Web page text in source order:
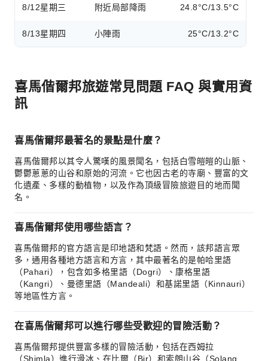
8/12星期三 附近局部降雨 24.8°C/13.5°C
8/13星期四 小陣雨 25°C/13.2°C
喜馬偕爾邦旅遊常見問題 FAQ 與實用資
訊
喜馬偕爾邦最著名的景點是什麼？
喜馬偕爾邦以其令人驚嘆的風景聞名，包括白雪皚皚的山脈、
鬱鬱蔥蔥的山谷和原始的河流。它也因古老的寺廟、豐富的文
化遺產、多樣的動植物，以及作為頂級冒險旅遊目的地而聞
名。
喜馬偕爾邦使用哪些語言？
喜馬偕爾邦的官方語言是印地語和梵語。然而，該邦語言眾
多，通用各種地方語言和方言，其中最著名的是帕哈里語
（Pahari），包含如多格里語（Dogri）、康格里語
（Kangri）、曼德里語（Mandeali）和基諾里語（Kinnauri）
等地區性方言。
在喜馬偕爾邦可以進行哪些受歡迎的冒險活動？
喜馬偕爾邦提供豐富多樣的冒險活動，包括在西姆拉
（Shimla）進行滑冰、在比爾（Bir）和索朗山谷（Solang